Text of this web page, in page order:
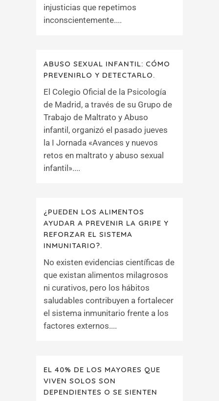
injusticias que repetimos
inconscientemente....
ABUSO SEXUAL INFANTIL: CÓMO
PREVENIRLO Y DETECTARLO.
El Colegio Oficial de la Psicología
de Madrid, a través de su Grupo de
Trabajo de Maltrato y Abuso
infantil, organizó el pasado jueves
la I Jornada «Avances y nuevos
retos en maltrato y abuso sexual
infantil»....
¿PUEDEN LOS ALIMENTOS
AYUDAR A PREVENIR LA GRIPE Y
REFORZAR EL SISTEMA
INMUNITARIO?.
No existen evidencias científicas de
que existan alimentos milagrosos
ni curativos, pero los hábitos
saludables contribuyen a fortalecer
el sistema inmunitario frente a los
factores externos....
EL 40% DE LOS MAYORES QUE
VIVEN SOLOS SON
DEPENDIENTES O SE SIENTEN